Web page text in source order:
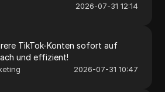
2026-07-31 12:14
TikTok-Konten sofort auf
und effizient!
2026-07-31 10:47